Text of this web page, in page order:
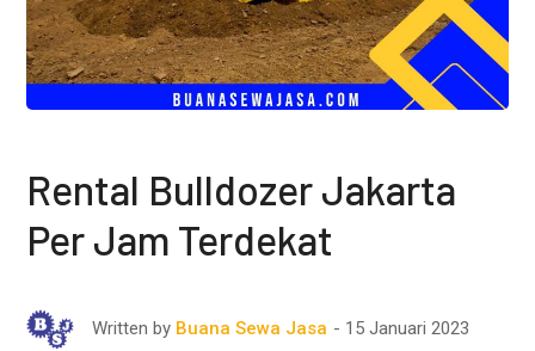
Rental Bulldozer Jakarta
Per Jam Terdekat
Written by Buana Sewa Jasa 15 Januari 2023